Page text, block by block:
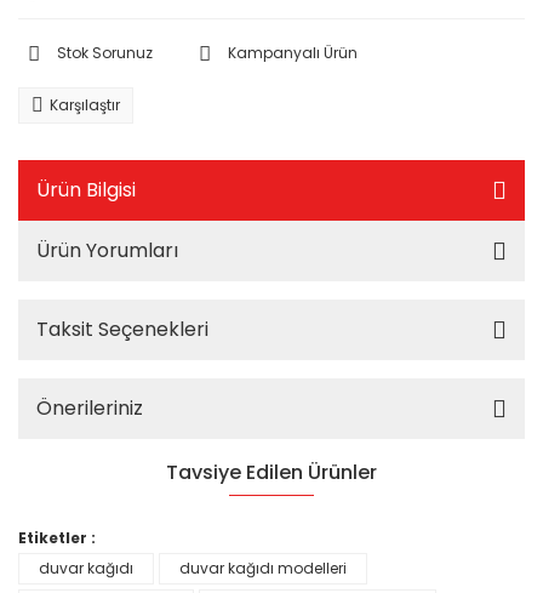
Stok Sorunuz Kampanyalı Ürün
Karşılaştır
Ürün Bilgisi
Ürün Yorumları
Taksit Seçenekleri
Önerileriniz
Tavsiye Edilen Ürünler
Etiketler :
duvar kağıdı
duvar kağıdı modelleri